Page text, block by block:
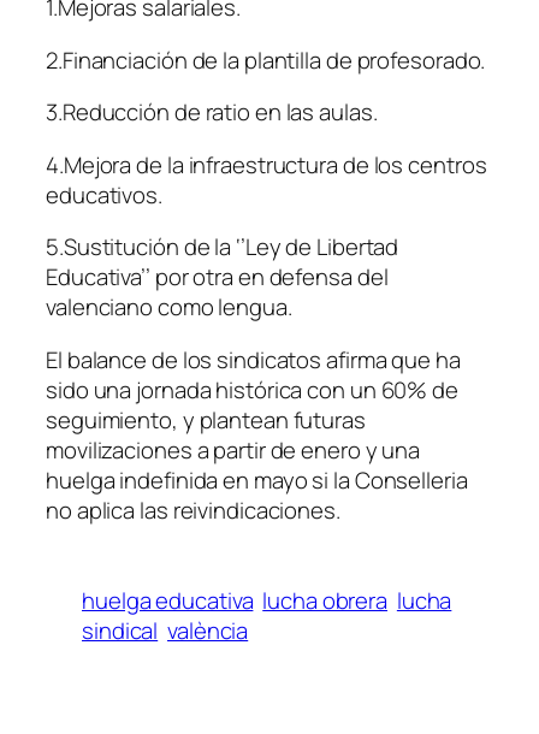
1.Mejoras salariales.
2.Financiación de la plantilla de profesorado.
3.Reducción de ratio en las aulas.
4.Mejora de la infraestructura de los centros
educativos.
5.Sustitución de la ‘’Ley de Libertad
Educativa’’ por otra en defensa del
valenciano como lengua.
El balance de los sindicatos afirma que ha
sido una jornada histórica con un 60% de
seguimiento, y plantean futuras
movilizaciones a partir de enero y una
huelga indefinida en mayo si la Conselleria
no aplica las reivindicaciones.
huelga educativa lucha obrera lucha
sindical valència